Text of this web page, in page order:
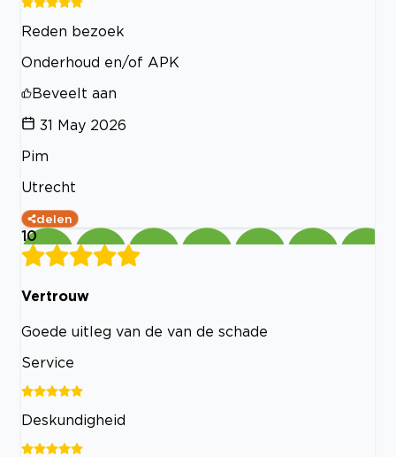
Reden bezoek
Onderhoud en/of APK
Beveelt aan
31 May 2026
Pim
Utrecht
delen
10
Vertrouw
Goede uitleg van de van de schade
Service
Deskundigheid